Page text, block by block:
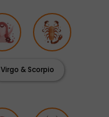
Virgo & Scorpio